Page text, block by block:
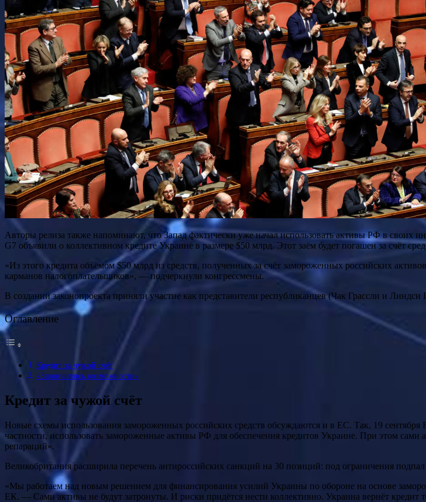
Авторы релиза также напоминают, что Запад фактически уже начал использовать активы РФ в своих
G7 объявили о коллективном кредите Украине в размере $50 млрд. Этот заём будет погашен за счёт
«Из этого кредита объёмом $50 млрд из средств, полученных за счёт замороженных российских
карманов налогоплательщиков», — подчеркнули конгрессмены.
В создании законопроекта приняли участие как представители республиканцев (Чак Грассли и
Оглавление
Кредит за чужой счёт
«Закончились возможности»
Кредит за чужой счёт
Новые схемы использования замороженных российских средств обсуждаются и в ЕС. Так, 19 сентября
частности, использовать замороженные активы РФ для обеспечения кредитов Украине. При этом сами
репараций».
Великобритания расширила перечень антироссийских санкций на 30 позиций: под ограничения
«Мы работаем над новым решением для финансирования усилий Украины по обороне на основе
ЕК. — Сами активы не будут затронуты. И риски придётся нести коллективно. Украина вернёт кредит